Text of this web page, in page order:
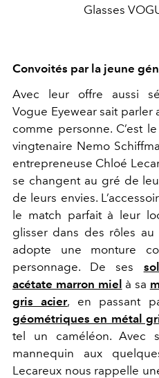
Glasses
Convoités par la jeune
Avec leur offre aussi
Vogue Eyewear sait parler
comme personne. C’est
vingtenaire Nemo
entrepreneuse Chloé
se changent au gré de
de leurs envies.
le match parfait à leur
glisser dans des rôles au
adopte une monture
personnage. De ses
acétate marron miel à sa
gris acier, en passant
géométriques en métal
tel un caméléon. Avec
mannequin aux
Lecareux nous rappelle